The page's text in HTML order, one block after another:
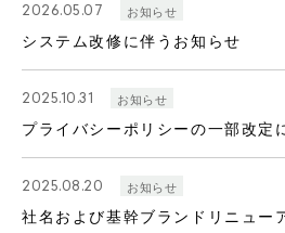
2026.05.07 お知らせ
システム改修に伴うお知らせ
2025.10.31 お知らせ
プライバシーポリシーの一部改定
2025.08.20 お知らせ
社名および基幹ブランドリニュー